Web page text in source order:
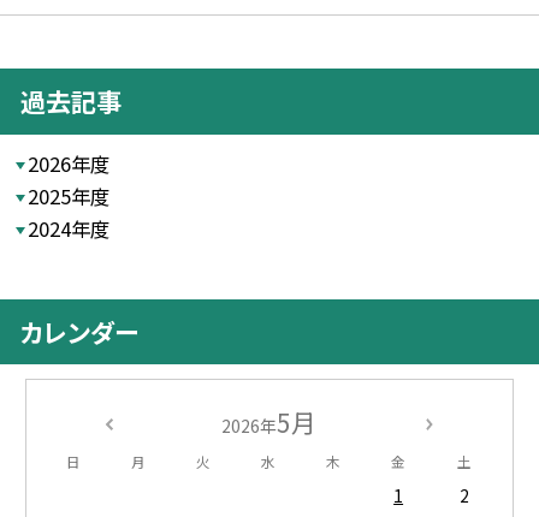
過去記事
2026年度
2025年度
2024年度
カレンダー
2026年5月
日 月 火 水 木 金 土
1
2